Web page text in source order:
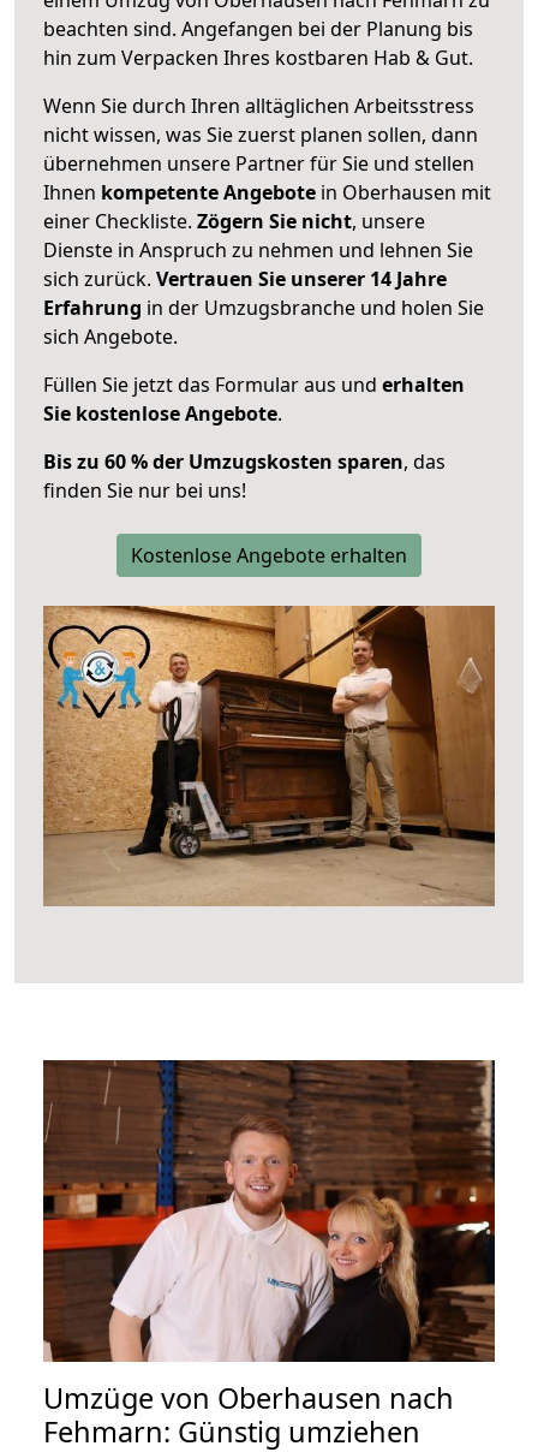
beachten sind. Angefangen bei der Planung bis
hin zum Verpacken Ihres kostbaren Hab & Gut.
Wenn Sie durch Ihren alltäglichen Arbeitsstress
nicht wissen, was Sie zuerst planen sollen, dann
übernehmen unsere Partner für Sie und stellen
Ihnen kompetente Angebote in Oberhausen mit
einer Checkliste. Zögern Sie nicht, unsere
Dienste in Anspruch zu nehmen und lehnen Sie
sich zurück. Vertrauen Sie unserer 14 Jahre
Erfahrung in der Umzugsbranche und holen Sie
sich Angebote.
Füllen Sie jetzt das Formular aus und erhalten
Sie kostenlose Angebote.
Bis zu 60 % der Umzugskosten sparen, das
finden Sie nur bei uns!
Kostenlose Angebote erhalten
Umzüge von Oberhausen nach
Fehmarn: Günstig umziehen